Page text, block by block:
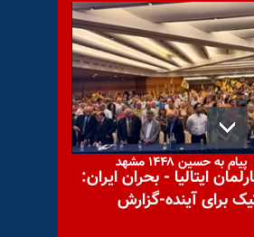
«گرگ کاغذی» و «شیران
شورشگر»؛ معنای سیاسی
خیزش شیراز
پیام به حسین ۱۴۴۸ مشهد
ایتالیا - بحران ایران:
برای آینده-گزارش